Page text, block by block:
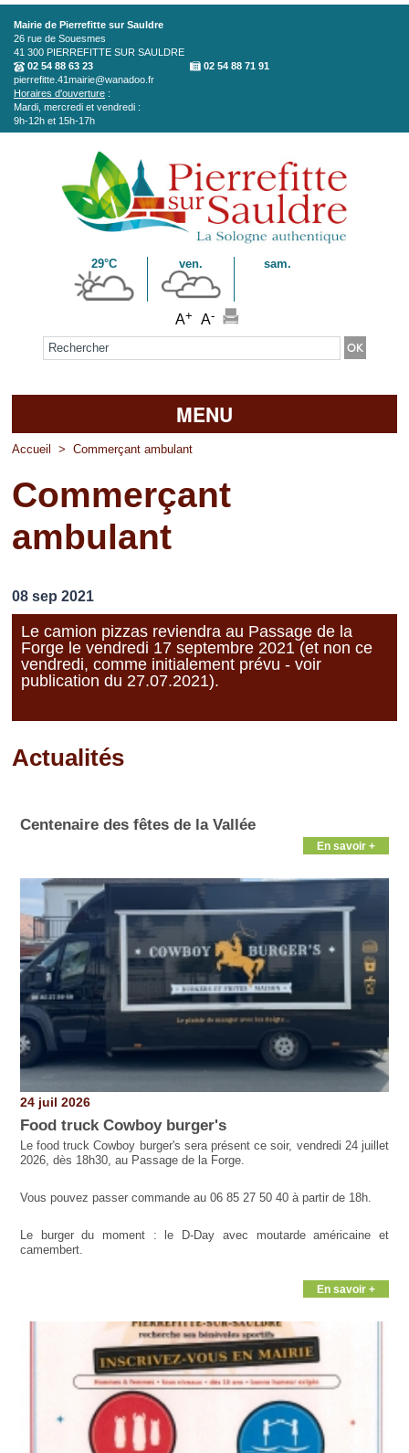
Aller au contenu principal
Mairie de Pierrefitte sur Sauldre
26 rue de Souesmes
41 300 PIERREFITTE SUR SAULDRE
02 54 88 63 23
02 54 88 71 91
pierrefitte.41mairie@wanadoo.fr
Horaires d'ouverture :
Mardi, mercredi et vendredi :
9h-12h et 15h-17h
29°C ven. sam.
A+ A-
Formulaire de recherche
MENU
Accueil
La mairie
Découvrir Pierrefitte
Vos professionnels
Loisirs
Accueil > Commerçant ambulant
Commerçant
ambulant
08 sep 2021
Le camion pizzas reviendra au Passage de la
Forge le vendredi 17 septembre 2021 (et non ce
vendredi, comme initialement prévu - voir
publication du 27.07.2021).
Actualités
Centenaire des fêtes de la Vallée
En savoir +
24 juil 2026
Food truck Cowboy burger's
Le food truck Cowboy burger's sera présent ce soir, vendredi 24 juillet
2026, dès 18h30, au Passage de la Forge.
Vous pouvez passer commande au 06 85 27 50 40 à partir de 18h.
Le burger du moment : le D-Day avec moutarde américaine et
camembert.
En savoir +